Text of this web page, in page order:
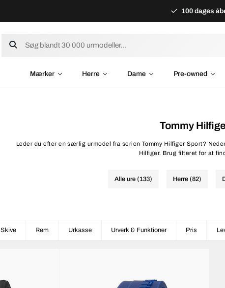
100 dages
Mærker Herre Dame Pre-owned
Tommy
Leder du efter en særlig urmodel fra serien Tommy Hilfiger Sport?
Hilfiger. Brug filteret for at
Alle ure (133) Herre (82)
Skive Rem Urkasse Urverk & Funktioner Pris